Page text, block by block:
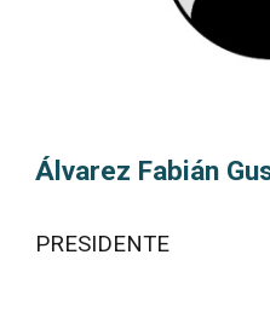
Álvarez Fabián
PRESIDENTE